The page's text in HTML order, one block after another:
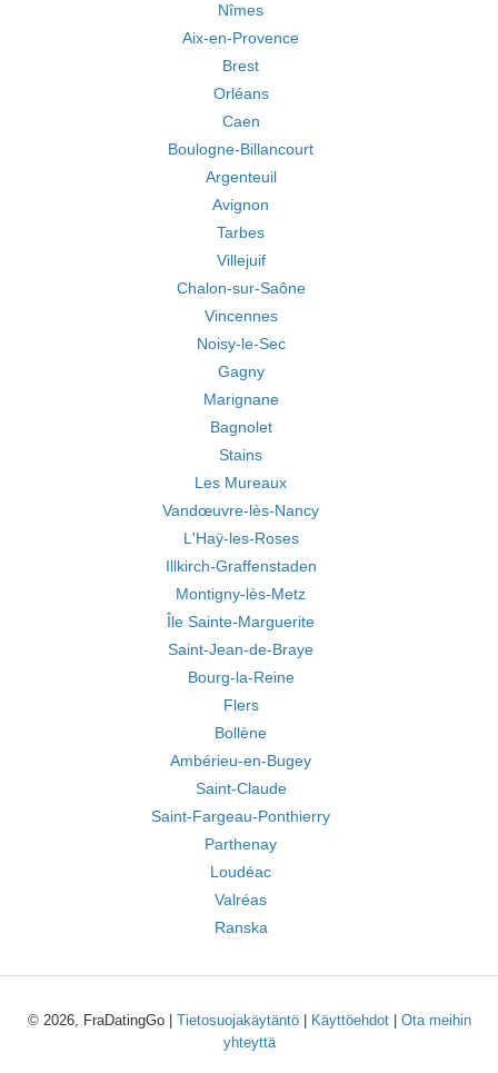
Nîmes
Aix-en-Provence
Brest
Orléans
Caen
Boulogne-Billancourt
Argenteuil
Avignon
Tarbes
Villejuif
Chalon-sur-Saône
Vincennes
Noisy-le-Sec
Gagny
Marignane
Bagnolet
Stains
Les Mureaux
Vandœuvre-lès-Nancy
L'Haÿ-les-Roses
Illkirch-Graffenstaden
Montigny-lès-Metz
Île Sainte-Marguerite
Saint-Jean-de-Braye
Bourg-la-Reine
Flers
Bollène
Ambérieu-en-Bugey
Saint-Claude
Saint-Fargeau-Ponthierry
Parthenay
Loudéac
Valréas
Ranska
© 2026, FraDatingGo | Tietosuojakäytäntö| Käyttöehdot| Ota meihin
yhteyttä